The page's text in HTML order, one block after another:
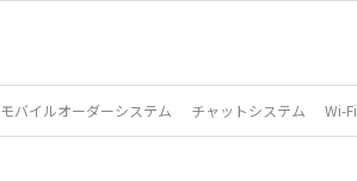
モバイルオーダーシステム チャットシステム Wi-Fi